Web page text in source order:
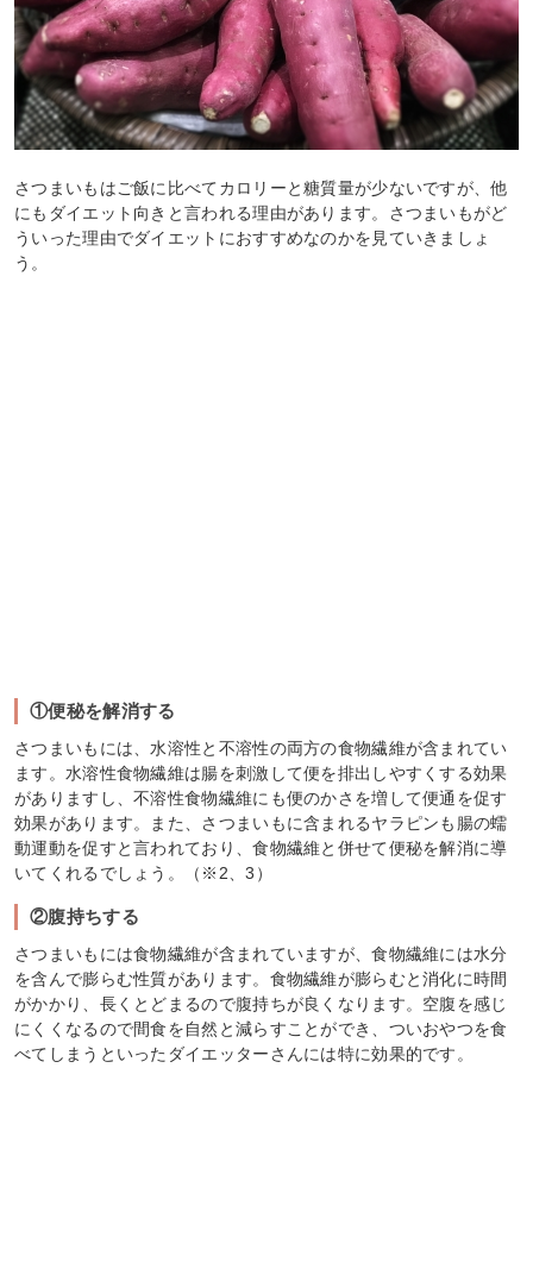
さつまいもはご飯に比べてカロリーと糖質量が少ないですが、他
にもダイエット向きと言われる理由があります。さつまいもがど
ういった理由でダイエットにおすすめなのかを見ていきましょ
う。
①便秘を解消する
さつまいもには、水溶性と不溶性の両方の食物繊維が含まれてい
ます。水溶性食物繊維は腸を刺激して便を排出しやすくする効果
がありますし、不溶性食物繊維にも便のかさを増して便通を促す
効果があります。また、さつまいもに含まれるヤラピンも腸の蠕
動運動を促すと言われており、食物繊維と併せて便秘を解消に導
いてくれるでしょう。（※2、3）
②腹持ちする
さつまいもには食物繊維が含まれていますが、食物繊維には水分
を含んで膨らむ性質があります。食物繊維が膨らむと消化に時間
がかかり、長くとどまるので腹持ちが良くなります。空腹を感じ
にくくなるので間食を自然と減らすことができ、ついおやつを食
べてしまうといったダイエッターさんには特に効果的です。